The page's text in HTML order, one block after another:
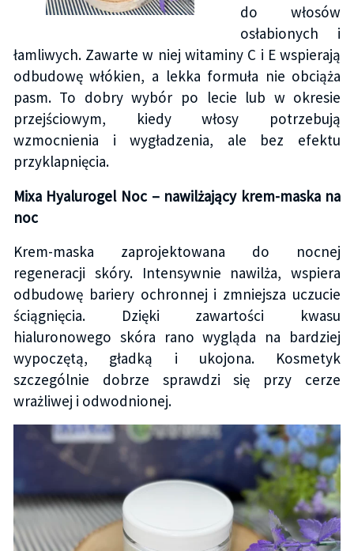
do włosów
osłabionych i
łamliwych. Zawarte w niej witaminy C i E wspierają
odbudowę włókien, a lekka formuła nie obciąża
pasm. To dobry wybór po lecie lub w okresie
przejściowym, kiedy włosy potrzebują
wzmocnienia i wygładzenia, ale bez efektu
przyklapnięcia.
Mixa Hyalurogel Noc – nawilżający krem-maska na
noc
Krem-maska zaprojektowana do nocnej
regeneracji skóry. Intensywnie nawilża, wspiera
odbudowę bariery ochronnej i zmniejsza uczucie
ściągnięcia. Dzięki zawartości kwasu
hialuronowego skóra rano wygląda na bardziej
wypoczętą, gładką i ukojona. Kosmetyk
szczególnie dobrze sprawdzi się przy cerze
wrażliwej i odwodnionej.